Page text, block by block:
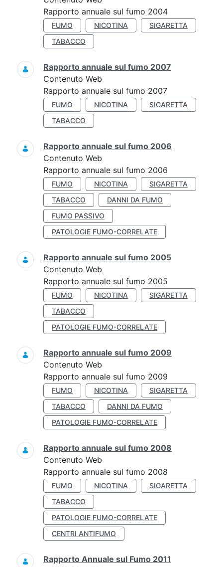
Rapporto annuale sul fumo 2004
FUMO NICOTINA
SIGARETTA
TABACCO
Rapporto annuale sul fumo 2007
Contenuto Web
Rapporto annuale sul fumo 2007
FUMO NICOTINA
SIGARETTA
TABACCO
Rapporto annuale sul fumo 2006
Contenuto Web
Rapporto annuale sul fumo 2006
FUMO NICOTINA
SIGARETTA
TABACCO
DANNI DA FUMO
FUMO PASSIVO
PATOLOGIE FUMO-CORRELATE
Rapporto annuale sul fumo 2005
Contenuto Web
Rapporto annuale sul fumo 2005
FUMO NICOTINA
SIGARETTA
TABACCO
PATOLOGIE FUMO-CORRELATE
Rapporto annuale sul fumo 2009
Contenuto Web
Rapporto annuale sul fumo 2009
FUMO NICOTINA
SIGARETTA
TABACCO
DANNI DA FUMO
PATOLOGIE FUMO-CORRELATE
Rapporto annuale sul fumo 2008
Contenuto Web
Rapporto annuale sul fumo 2008
FUMO NICOTINA
SIGARETTA
TABACCO
PATOLOGIE FUMO-CORRELATE
CENTRI ANTIFUMO
Rapporto Annuale sul Fumo 2011